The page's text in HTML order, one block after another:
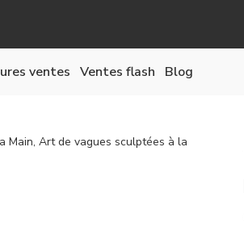
ventes Ventes flash Blog
Main, Art de vagues sculptées à la